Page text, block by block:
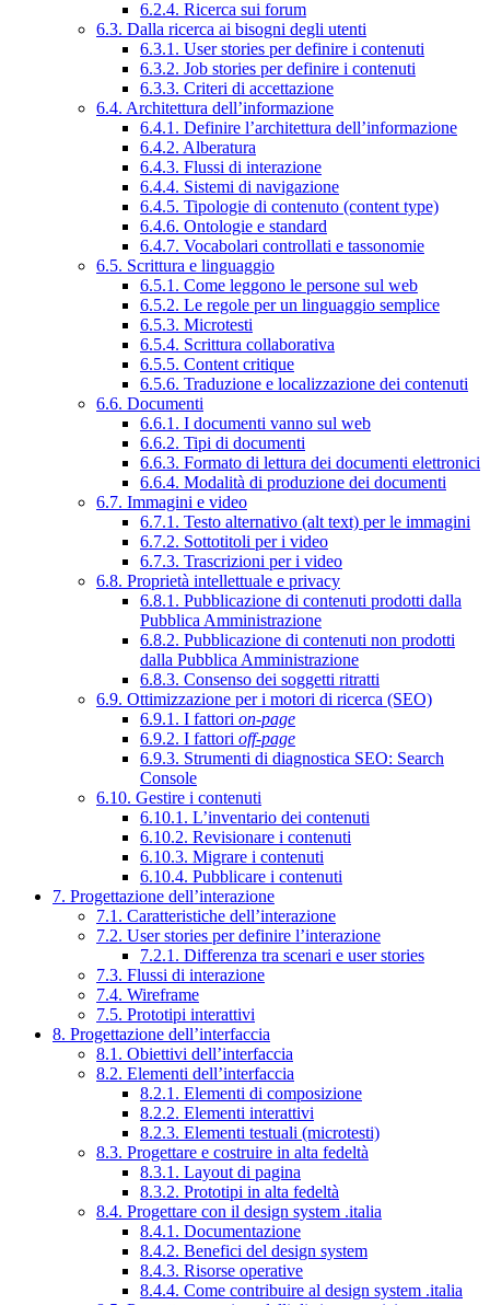
6.2.4. Ricerca sui forum
6.3. Dalla ricerca ai bisogni degli utenti
6.3.1. User stories per definire i contenuti
6.3.2. Job stories per definire i contenuti
6.3.3. Criteri di accettazione
6.4. Architettura dell’informazione
6.4.1. Definire l’architettura dell’informazione
6.4.2. Alberatura
6.4.3. Flussi di interazione
6.4.4. Sistemi di navigazione
6.4.5. Tipologie di contenuto (content type)
6.4.6. Ontologie e standard
6.4.7. Vocabolari controllati e tassonomie
6.5. Scrittura e linguaggio
6.5.1. Come leggono le persone sul web
6.5.2. Le regole per un linguaggio semplice
6.5.3. Microtesti
6.5.4. Scrittura collaborativa
6.5.5. Content critique
6.5.6. Traduzione e localizzazione dei contenuti
6.6. Documenti
6.6.1. I documenti vanno sul web
6.6.2. Tipi di documenti
6.6.3. Formato di lettura dei documenti elettronici
6.6.4. Modalità di produzione dei documenti
6.7. Immagini e video
6.7.1. Testo alternativo (alt text) per le immagini
6.7.2. Sottotitoli per i video
6.7.3. Trascrizioni per i video
6.8. Proprietà intellettuale e privacy
6.8.1. Pubblicazione di contenuti prodotti dalla
Pubblica Amministrazione
6.8.2. Pubblicazione di contenuti non prodotti
dalla Pubblica Amministrazione
6.8.3. Consenso dei soggetti ritratti
6.9. Ottimizzazione per i motori di ricerca (SEO)
6.9.1. I fattori on-page
6.9.2. I fattori off-page
6.9.3. Strumenti di diagnostica SEO: Search
Console
6.10. Gestire i contenuti
6.10.1. L’inventario dei contenuti
6.10.2. Revisionare i contenuti
6.10.3. Migrare i contenuti
6.10.4. Pubblicare i contenuti
7. Progettazione dell’interazione
7.1. Caratteristiche dell’interazione
7.2. User stories per definire l’interazione
7.2.1. Differenza tra scenari e user stories
7.3. Flussi di interazione
7.4. Wireframe
7.5. Prototipi interattivi
8. Progettazione dell’interfaccia
8.1. Obiettivi dell’interfaccia
8.2. Elementi dell’interfaccia
8.2.1. Elementi di composizione
8.2.2. Elementi interattivi
8.2.3. Elementi testuali (microtesti)
8.3. Progettare e costruire in alta fedeltà
8.3.1. Layout di pagina
8.3.2. Prototipi in alta fedeltà
8.4. Progettare con il design system .italia
8.4.1. Documentazione
8.4.2. Benefici del design system
8.4.3. Risorse operative
8.4.4. Come contribuire al design system .italia